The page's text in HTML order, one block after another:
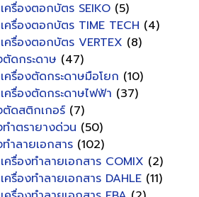
เครื่องตอกบัตร SEIKO (5)
เครื่องตอกบัตร TIME TECH (4)
เครื่องตอกบัตร VERTEX (8)
ตัดกระดาษ (47)
เครื่องตัดกระดาษมือโยก (10)
เครื่องตัดกระดาษไฟฟ้า (37)
ตัดสติกเกอร์ (7)
ทำตรายางด่วน (50)
ทำลายเอกสาร (102)
เครื่องทำลายเอกสาร COMIX (2)
เครื่องทำลายเอกสาร DAHLE (11)